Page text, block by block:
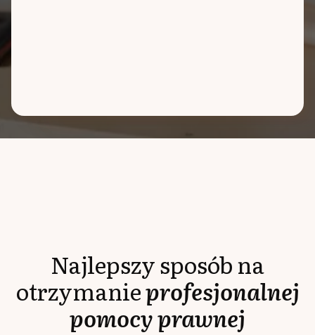
Najlepszy sposób na
otrzymanieprofesjonalnej
pomocy prawnej